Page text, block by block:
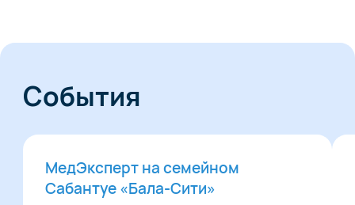
События
МедЭксперт на семейном
Сабантуе «Бала-Сити»